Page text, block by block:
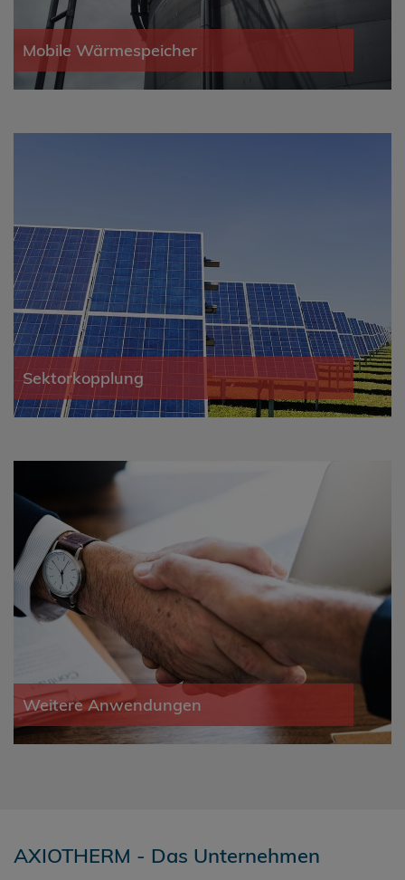
Mobile Wärmespeicher
Sektorkopplung
Weitere Anwendungen
AXIOTHERM - Das Unternehmen